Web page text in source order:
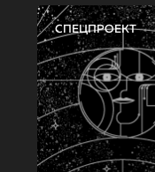
СПЕЦПРОЕКТ